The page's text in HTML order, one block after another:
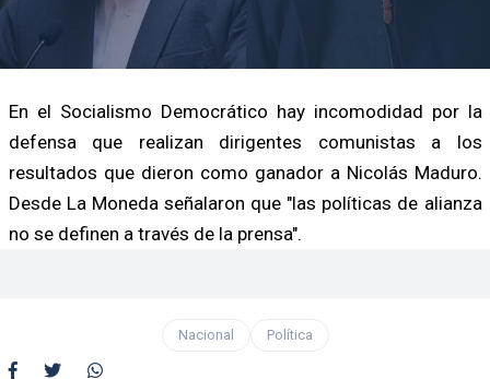
En el Socialismo Democrático hay incomodidad por la
defensa que realizan dirigentes comunistas a los
resultados que dieron como ganador a Nicolás Maduro.
Desde La Moneda señalaron que "las políticas de alianza
no se definen a través de la prensa".
Nacional Política